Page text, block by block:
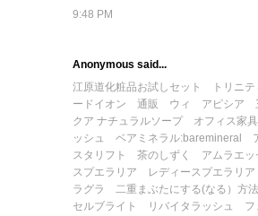
9:48 PM
Anonymous said...
江原道化粧品お試しセット
トリニ
ードイオン 通販
ウィ アピシア
クア ナチュラルソープ
オフィス家
ッシュ
ベアミネラル:baremineral
スタリフト
茶のしずく アムラエッ
スプエラリア
レディースプエラリア
ラグラ
二重まぶたにする(なる）方法
セルブライト
リバイタラッシュ
フ